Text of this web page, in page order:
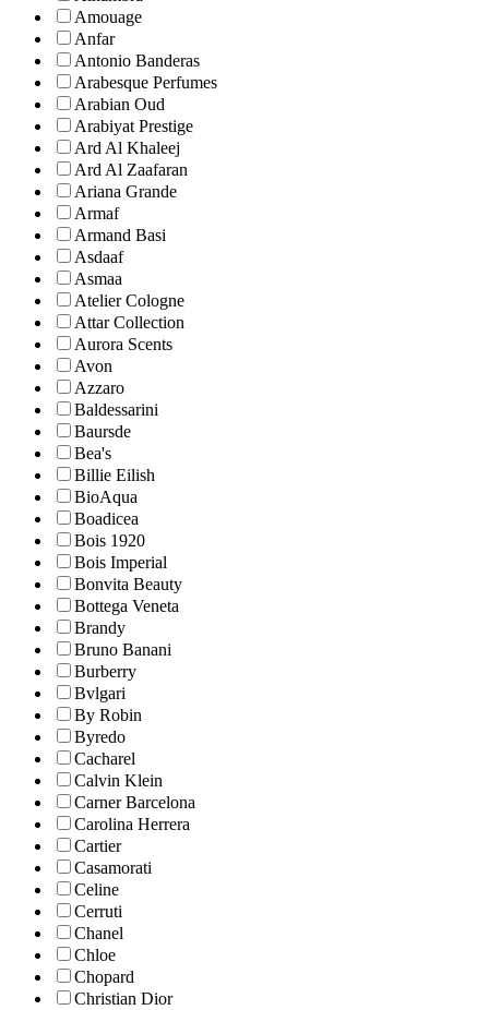
Amouage
Anfar
Antonio Banderas
Arabesque Perfumes
Arabian Oud
Arabiyat Prestige
Ard Al Khaleej
Ard Al Zaafaran
Ariana Grande
Armaf
Armand Basi
Asdaaf
Asmaa
Atelier Cologne
Attar Collection
Aurora Scents
Avon
Azzaro
Baldessarini
Baursde
Bea's
Billie Eilish
BioAqua
Boadicea
Bois 1920
Bois Imperial
Bonvita Beauty
Bottega Veneta
Brandy
Bruno Banani
Burberry
Bvlgari
By Robin
Byredo
Cacharel
Calvin Klein
Carner Barcelona
Carolina Herrera
Cartier
Casamorati
Celine
Cerruti
Chanel
Chloe
Chopard
Christian Dior